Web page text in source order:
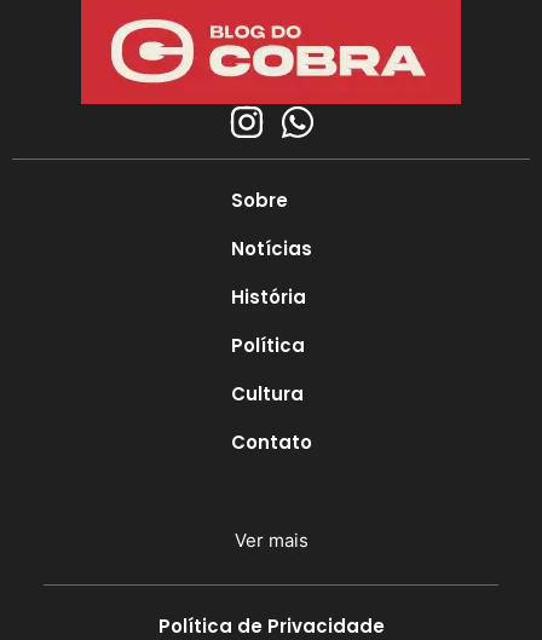
Sobre
Notícias
História
Política
Cultura
Contato
Ver mais
Política de Privacidade